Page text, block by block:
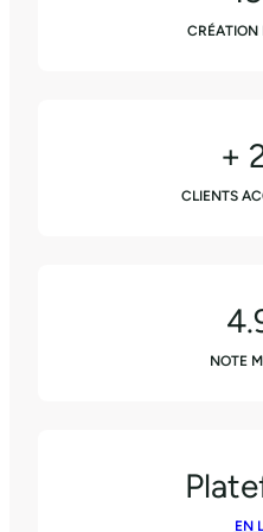
CRÉATION
+
CLIENTS
NOTE
EN